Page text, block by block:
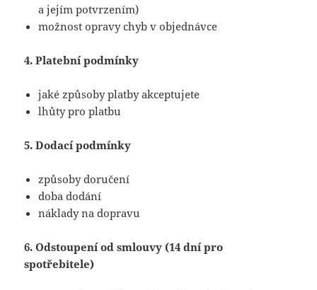
a jejím potvrzením)
možnost opravy chyb v objednávce
4. Platební podmínky
jaké způsoby platby akceptujete
lhůty pro platbu
5. Dodací podmínky
způsoby doručení
doba dodání
náklady na dopravu
6. Odstoupení od smlouvy (14 dní pro
spotřebitele)